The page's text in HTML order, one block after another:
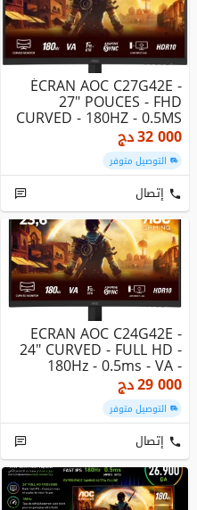
ÉCRAN AOC C27G42E -
27" POUCES - FHD
CURVED - 180HZ - 0.5MS
- DALL IPS...
32 000دج
التوصيل متوفر
إتصال
ECRAN AOC C24G42E -
24" CURVED - FULL HD -
180Hz - 0.5ms - VA -
HDR10 ...
29 000دج
التوصيل متوفر
إتصال